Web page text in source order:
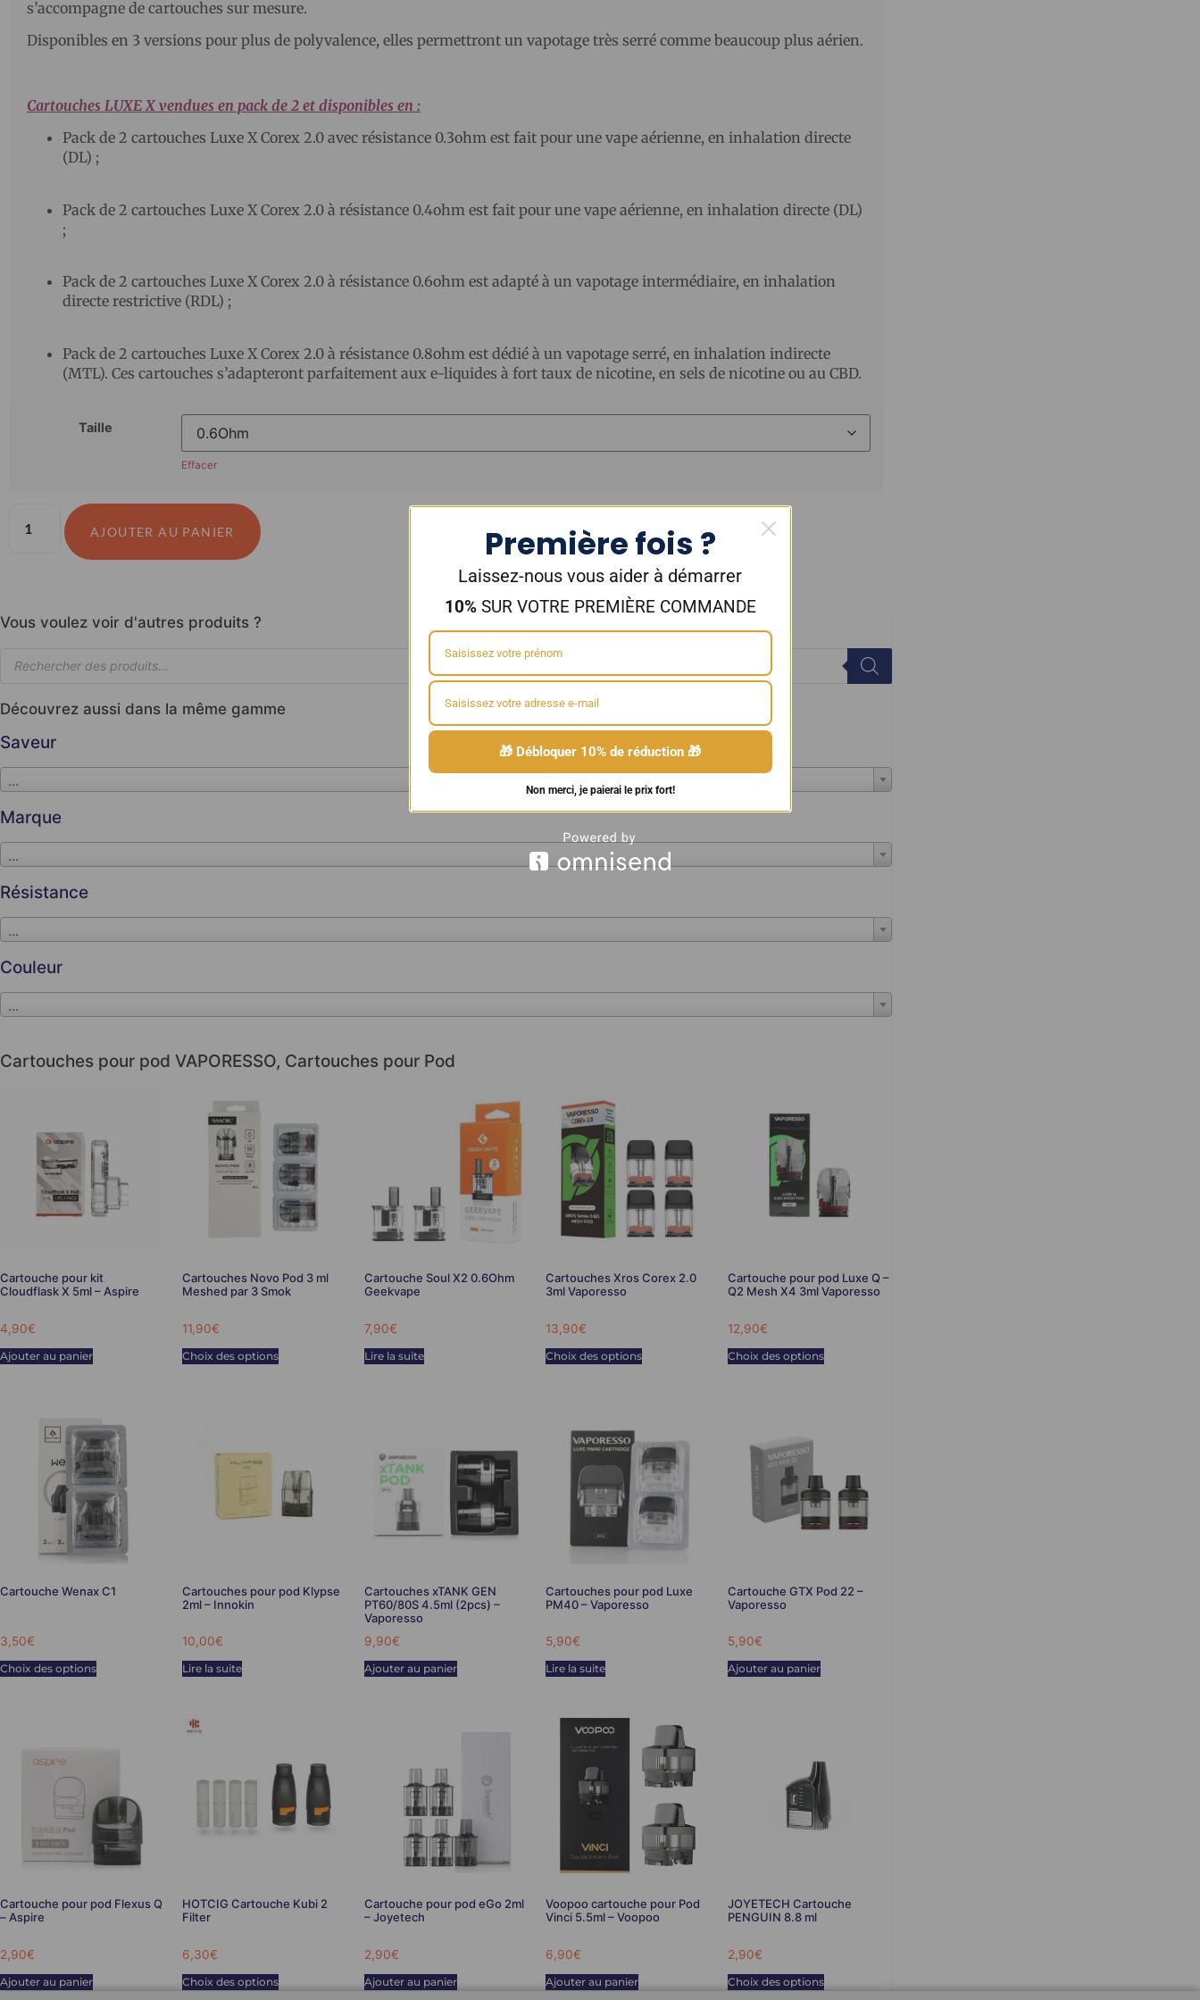
s’accompagne de cartouches sur mesure.
Disponibles en 3 versions pour plus de polyvalence, elles permettront un vapotage très serré comme beaucoup plus aérien.
Cartouches LUXE X vendues en pack de 2 et disponibles en :
Pack de 2 cartouches Luxe X Corex 2.0 avec résistance 0.3ohm est fait pour une vape aérienne, en inhalation directe
(DL) ;
Pack de 2 cartouches Luxe X Corex 2.0 à résistance 0.4ohm est fait pour une vape aérienne, en inhalation directe (DL)
;
Pack de 2 cartouches Luxe X Corex 2.0 à résistance 0.6ohm est adapté à un vapotage intermédiaire, en inhalation
directe restrictive (RDL) ;
Pack de 2 cartouches Luxe X Corex 2.0 à résistance 0.8ohm est dédié à un vapotage serré, en inhalation indirecte
(MTL). Ces cartouches s’adapteront parfaitement aux e-liquides à fort taux de nicotine, en sels de nicotine ou au CBD.
Taille
Effacer
AJOUTER AU PANIER
Vous voulez voir d'autres produits ?
Découvrez aussi dans la même gamme
Saveur
...
Marque
...
Résistance
...
Couleur
...
Cartouches pour pod VAPORESSO, Cartouches pour Pod
Cartouche pour kit
Cloudflask X 5ml – Aspire
4,90€
Ajouter au panier
Cartouches Novo Pod 3 ml
Meshed par 3 Smok
11,90€
Choix des options
Cartouche Soul X2 0.6Ohm
Geekvape
7,90€
Lire la suite
Cartouches Xros Corex 2.0
3ml Vaporesso
13,90€
Choix des options
Cartouche pour pod Luxe Q –
Q2 Mesh X4 3ml Vaporesso
12,90€
Choix des options
Cartouche Wenax C1
3,50€
Choix des options
Cartouches pour pod Klypse
2ml – Innokin
10,00€
Lire la suite
Cartouches xTANK GEN
PT60/80S 4.5ml (2pcs) –
Vaporesso
9,90€
Ajouter au panier
Cartouches pour pod Luxe
PM40 – Vaporesso
5,90€
Lire la suite
Cartouche GTX Pod 22 –
Vaporesso
5,90€
Ajouter au panier
Cartouche pour pod Flexus Q
– Aspire
2,90€
Ajouter au panier
HOTCIG Cartouche Kubi 2
Filter
6,30€
Choix des options
Cartouche pour pod eGo 2ml
– Joyetech
2,90€
Ajouter au panier
Voopoo cartouche pour Pod
Vinci 5.5ml – Voopoo
6,90€
Ajouter au panier
JOYETECH Cartouche
PENGUIN 8.8 ml
2,90€
Choix des options
Première fois ?
Laissez-nous vous aider à démarrer
10%SUR VOTRE PREMIÈRE COMMANDE
🎁 Débloquer 10% de réduction 🎁
Non merci, je paierai le prix fort!